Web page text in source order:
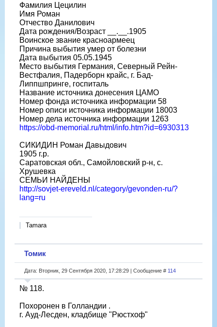
Фамилия Цецилин
Имя Роман
Отчество Данилович
Дата рождения/Возраст __.__.1905
Воинское звание красноармеец
Причина выбытия умер от болезни
Дата выбытия 05.05.1945
Место выбытия Германия, Северный Рейн-
Вестфалия, Падерборн крайс, г. Бад-
Липпшпринге, госпиталь
Название источника донесения ЦАМО
Номер фонда источника информации 58
Номер описи источника информации 18003
Номер дела источника информации 1263
https://obd-memorial.ru/html/info.htm?id=6930313
СИКИДИН Роман Давыдович
1905 г.р.
Саратовская обл., Самойловский р-н, с.
Хрушевка
СЕМЬИ НАЙДЕНЫ
http://sovjet-ereveld.nl/category/gevonden-ru/?
lang=ru
Tamara
Томик
Дата: Вторник, 29 Сентября 2020, 17:28:29 | Сообщение # 114
№ 118.
Похоронен в Голландии .
г. Ауд-Лесден, кладбище "Рюстхоф"